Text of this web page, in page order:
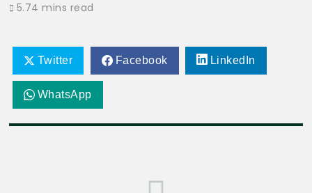
5.74 mins read
Twitter Facebook LinkedIn
WhatsApp